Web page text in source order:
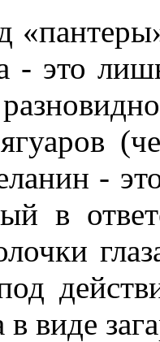
- это
-
в
в виде